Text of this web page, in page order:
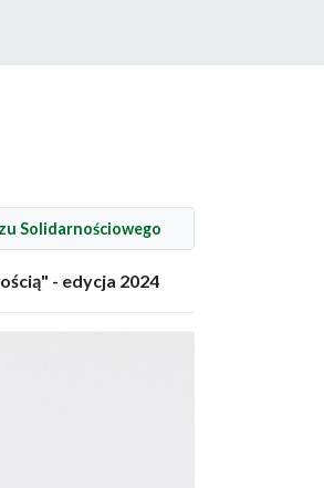
Solidarnościowego
- edycja 2024